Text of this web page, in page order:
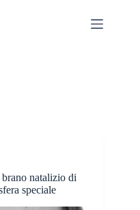
natalizio di
speciale